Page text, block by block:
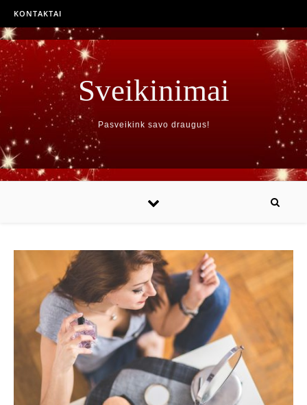
KONTAKTAI
Sveikinimai
Pasveikink savo draugus!